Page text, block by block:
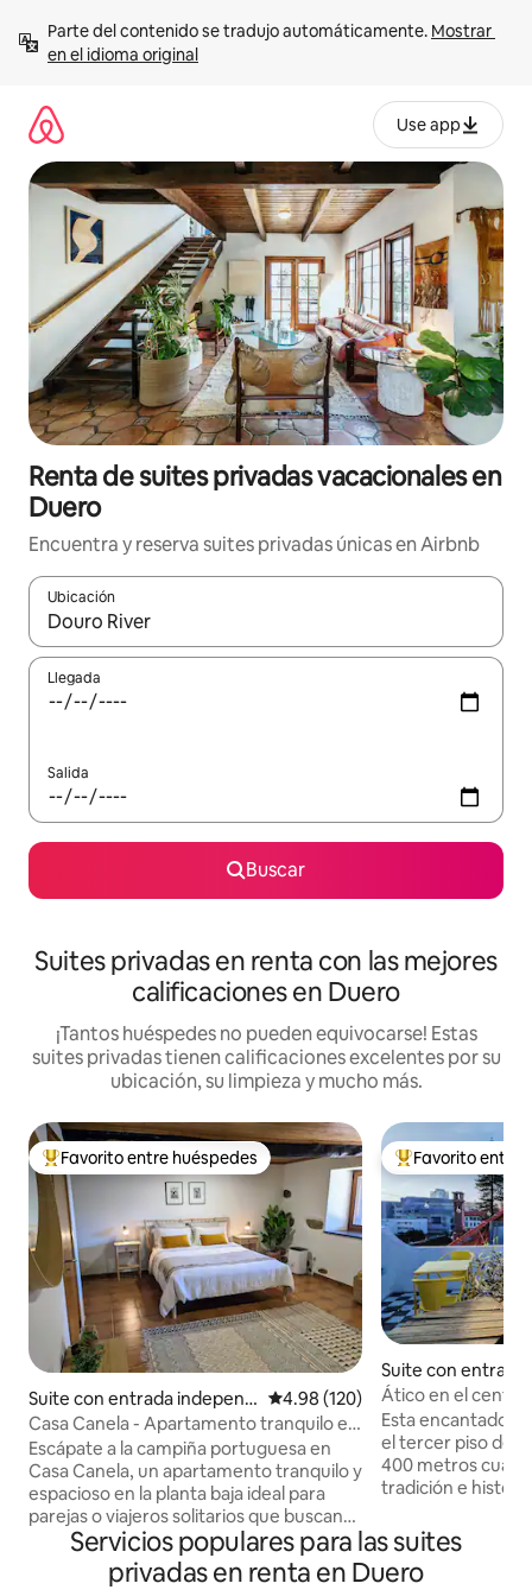
contenido
Parte del contenido se tradujo automáticamente. Mostrar
en el idioma original
Use app
Renta de suites privadas vacacionales en
Duero
Encuentra y reserva suites privadas únicas en Airbnb
Ubicación
Cuando los resultados estén disponibles, podrás navegar
Llegada
Salida
Buscar
Suites privadas en renta con las mejores
calificaciones en Duero
¡Tantos huéspedes no pueden equivocarse! Estas
suites privadas tienen calificaciones excelentes por su
ubicación, su limpieza y mucho más.
De los mejores en Favorito entre huéspedes
Favorito entre huéspedes
Suite con entrada independi
ente en Serpins
Calificación promedio: 4.98 de
4.98 (120)
Casa Canela - Apartamento tranquilo en
el campo
Escápate a la campiña portuguesa en
Casa Canela, un apartamento tranquilo y
espacioso en la planta baja ideal para
parejas o viajeros solitarios que buscan
tranquilidad, comodidad y espacio para
relajarse. Rodeado de naturaleza y a
poca distancia en auto de Coimbra, es
De los mejores
Favorito entre
Suite con
iente en Oporto
Ático en el
privada
Esta
el tercer piso de
400 metros
tradición e
mantiene la
1936. Más que
huéspedes
Servicios populares para las suites
privadas en renta en Duero